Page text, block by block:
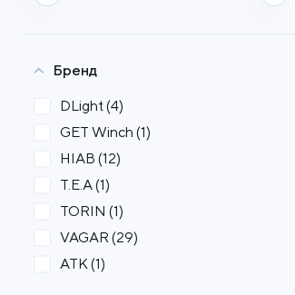
Бренд
DLight(4)
GET Winch (1)
HIAB (12)
T.E.A(1)
TORIN (1)
VAGAR (29)
АТК(1)